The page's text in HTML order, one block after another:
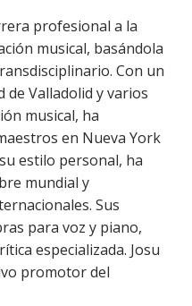
profesional a la
musical, basándola
Con un
de Valladolid y varios
musical, ha
en Nueva York
estilo personal, ha
mundial y
Sus
para voz y piano,
especializada. Josu
promotor del